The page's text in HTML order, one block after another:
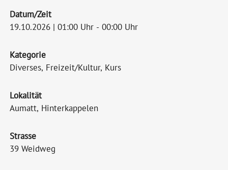
Datum/Zeit
19.10.2026 | 01:00 Uhr - 00:00 Uhr
Kategorie
Diverses, Freizeit/Kultur, Kurs
Lokalität
Aumatt, Hinterkappelen
Strasse
39 Weidweg